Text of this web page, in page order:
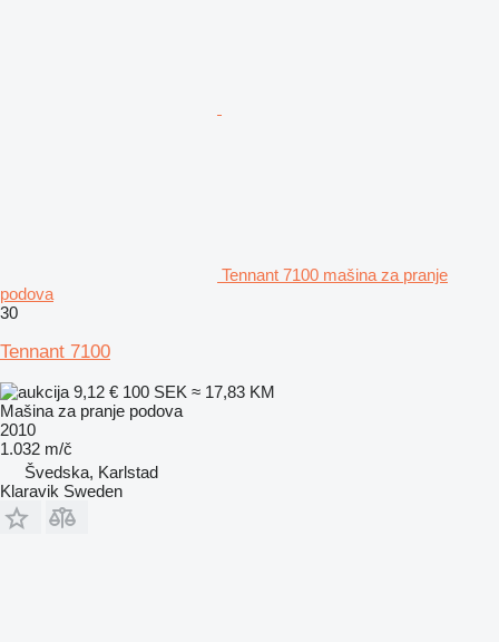
Tennant 7100 mašina za pranje
podova
30
Tennant 7100
9,12 € 100 SEK ≈ 17,83 KM
Mašina za pranje podova
2010
1.032 m/č
Švedska, Karlstad
Klaravik Sweden